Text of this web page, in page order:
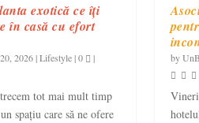
exotică ce îți
în casă cu efort
2026|Lifestyle|0 |
tot mai mult timp
spațiu care să ne ofere
by